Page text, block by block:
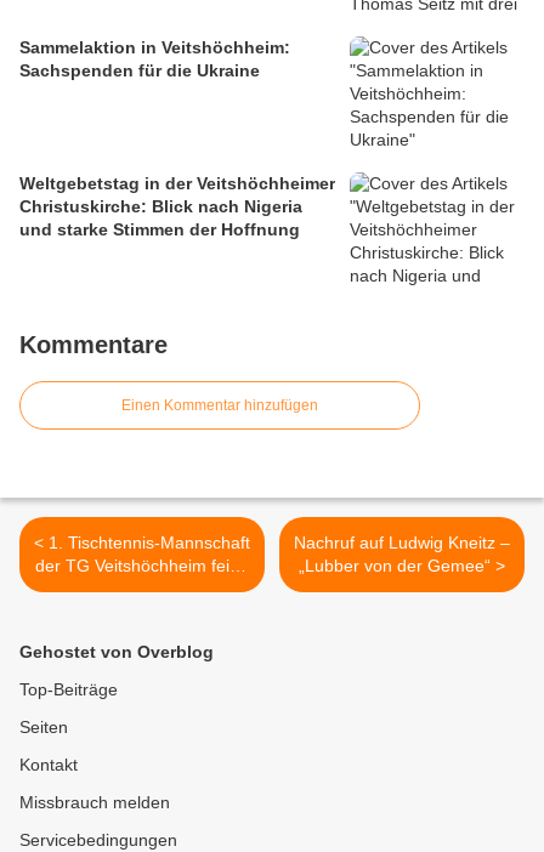
Sammelaktion in Veitshöchheim:
Sachspenden für die Ukraine
Weltgebetstag in der Veitshöchheimer
Christuskirche: Blick nach Nigeria
und starke Stimmen der Hoffnung
Kommentare
Einen Kommentar hinzufügen
< 1. Tischtennis-Mannschaft
der TG Veitshöchheim feiert
die Meisterschaft in der
Nachruf auf Ludwig Kneitz –
„Lubber von der Gemee“ >
Gehostet von Overblog
Top-Beiträge
Seiten
Kontakt
Missbrauch melden
Servicebedingungen